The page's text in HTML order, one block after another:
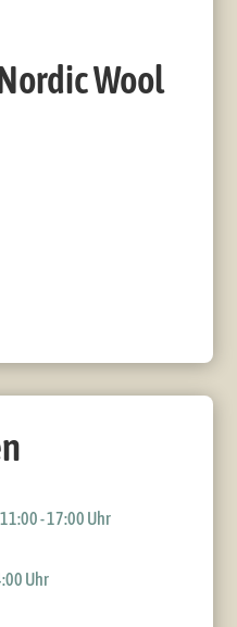
Wool
- 17:00 Uhr
Uhr